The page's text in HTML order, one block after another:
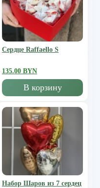
Сердце Raffaello S
135.00 BYN
В корзину
Набор Шаров из 7 сердец